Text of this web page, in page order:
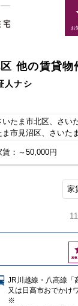
お
他の賃貸物
人ナシ
いたま市北区 さい
ま市見沼区
さいた
鴻巣市 上尾市
市
入間市 朝霞市
北本
ふじ
賃：～50,000円
家
お
気
入
り
JR川越線・八高線「
又は日高市おでかけ
※